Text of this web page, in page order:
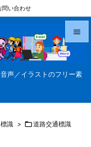
声／イラストのフリー素



問い合わせ
識 > 道路交通標識